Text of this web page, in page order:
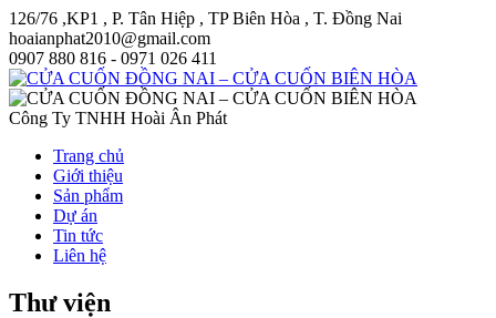
126/76 ,KP1 , P. Tân Hiệp , TP Biên Hòa , T. Đồng Nai
hoaianphat2010@gmail.com
0907 880 816 - 0971 026 411
Công Ty TNHH Hoài Ân Phát
Trang chủ
Giới thiệu
Sản phẩm
Dự án
Tin tức
Liên hệ
Thư viện